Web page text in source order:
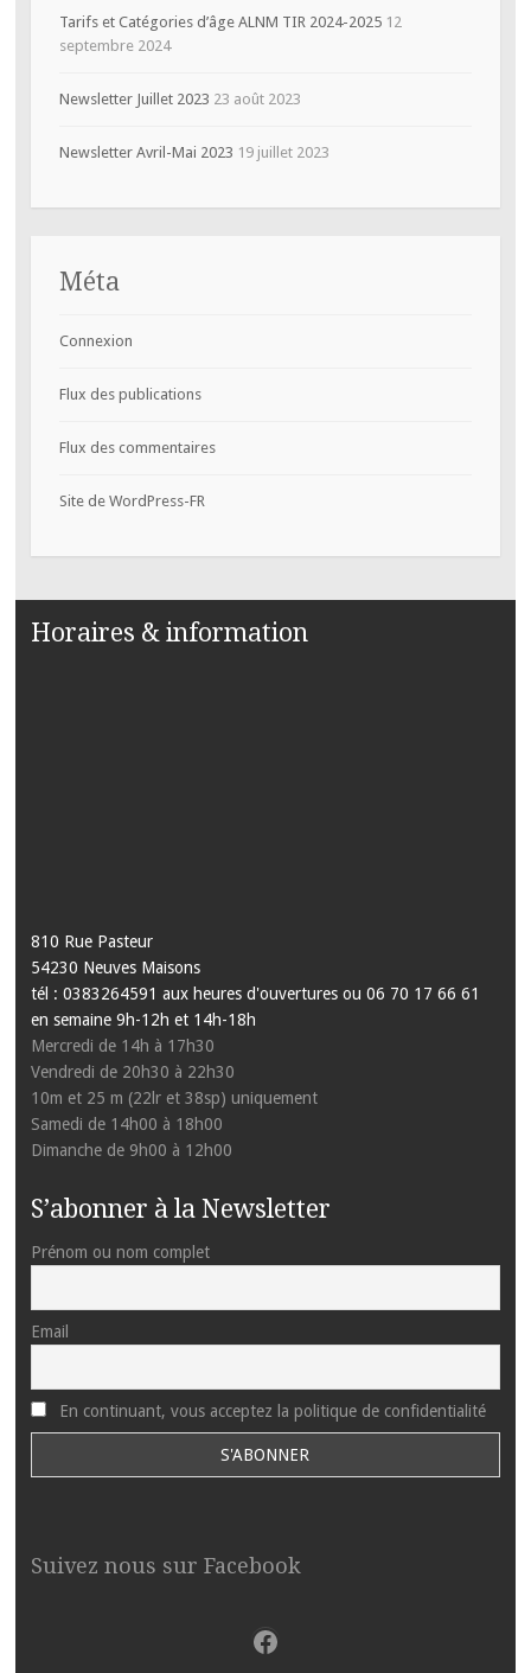
Tarifs et Catégories d’âge ALNM TIR 2024-2025 12
septembre 2024
Newsletter Juillet 2023 23 août 2023
Newsletter Avril-Mai 2023 19 juillet 2023
Méta
Connexion
Flux des publications
Flux des commentaires
Site de WordPress-FR
Horaires & information
810 Rue Pasteur
54230 Neuves Maisons
tél : 0383264591 aux heures d'ouvertures ou 06 70 17 66 61
en semaine 9h-12h et 14h-18h
Mercredi de 14h à 17h30
Vendredi de 20h30 à 22h30
10m et 25 m (22lr et 38sp) uniquement
Samedi de 14h00 à 18h00
Dimanche de 9h00 à 12h00
S’abonner à la Newsletter
Prénom ou nom complet
Email
En continuant, vous acceptez la politique de confidentialité
Suivez nous sur Facebook
Facebook